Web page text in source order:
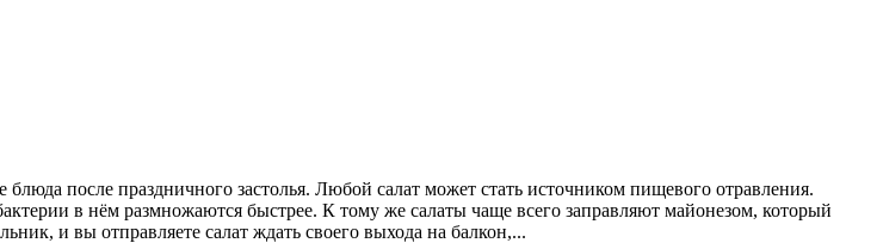
после праздничного застолья. Любой салат может стать источником пищевого отравления.
в нём размножаются быстрее. К тому же салаты чаще всего заправляют майонезом, который
и вы отправляете салат ждать своего выхода на балкон,...